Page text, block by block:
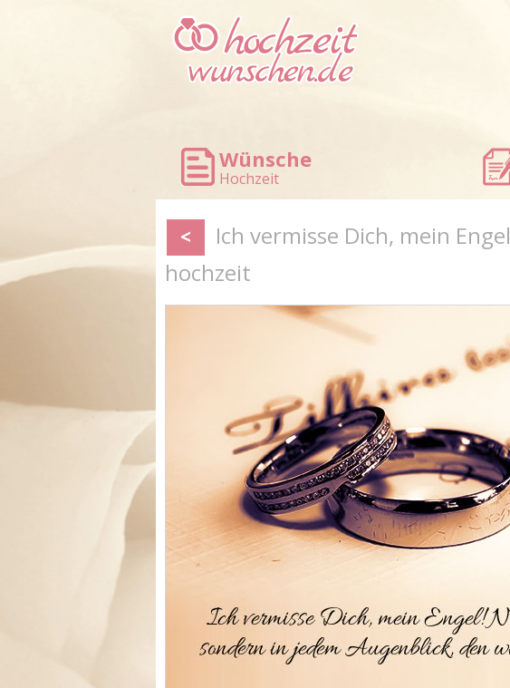
Wünsche
Hochzeit
<
Ich vermisse Dich, mein
hochzeit